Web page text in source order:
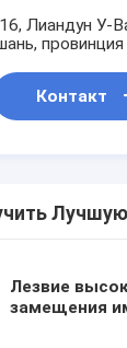
Лиандун У-
провинция
Контакт
Лезвие
замещения